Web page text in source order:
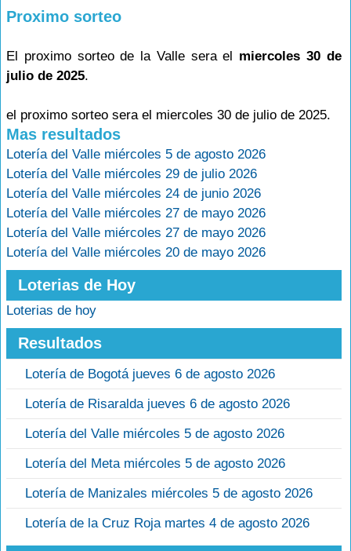
Proximo sorteo
El proximo sorteo de la Valle sera el miercoles 30 de
julio de 2025.
el proximo sorteo sera el miercoles 30 de julio de 2025.
Mas resultados
Lotería del Valle miércoles 5 de agosto 2026
Lotería del Valle miércoles 29 de julio 2026
Lotería del Valle miércoles 24 de junio 2026
Lotería del Valle miércoles 27 de mayo 2026
Lotería del Valle miércoles 27 de mayo 2026
Lotería del Valle miércoles 20 de mayo 2026
Loterias de Hoy
Loterias de hoy
Resultados
Lotería de Bogotá jueves 6 de agosto 2026
Lotería de Risaralda jueves 6 de agosto 2026
Lotería del Valle miércoles 5 de agosto 2026
Lotería del Meta miércoles 5 de agosto 2026
Lotería de Manizales miércoles 5 de agosto 2026
Lotería de la Cruz Roja martes 4 de agosto 2026